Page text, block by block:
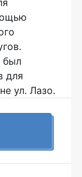
был
для
ул. Лазо.